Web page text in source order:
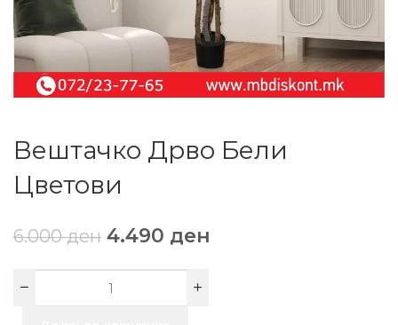
Вештачко Дрво Бели
Цветови
6.000ден 4.490 ден